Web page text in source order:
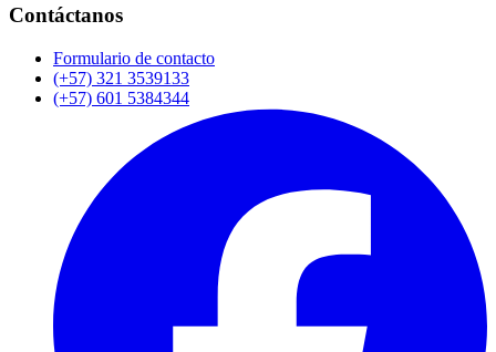
Contáctanos
Formulario de contacto
(+57) 321 3539133
(+57) 601 5384344